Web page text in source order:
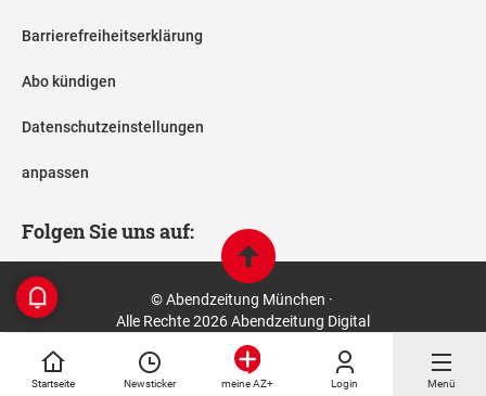
Startseite Newsticker meine AZ+ Login Menü
Barrierefreiheitserklärung
Abo kündigen
Datenschutzeinstellungen
anpassen
Folgen Sie uns auf:
© Abendzeitung München ·
Alle Rechte 2026 Abendzeitung Digital